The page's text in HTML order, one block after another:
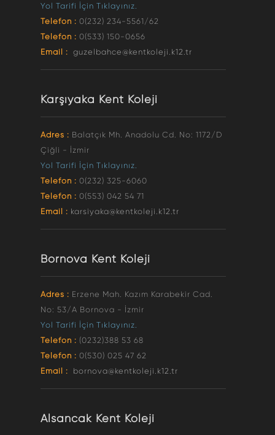
Yol Tarifi İçin Tıklayınız.
Telefon : 0(232) 234-5561/62
Telefon : 0(533) 150-0656
Email : guzelbahce@kentkoleji.k12.tr
Karşıyaka Kent Koleji
Adres : Balatçık Mh. Anadolu Cd. No: 1172/D
Çiğli - İzmir
Yol Tarifi İçin Tıklayınız.
Telefon : 0(232) 325-6060
Telefon : 0(553) 042 54 71
Email : karsiyaka@kentkoleji.k12.tr
Bornova Kent Koleji
Adres : Erzene Mah. Kazım Karabekir Cad.
No: 53/A Bornova - İzmir
Yol Tarifi İçin Tıklayınız.
Telefon : (0232)388 53 68
Telefon : 0(530) 025 47 62
Email :
bornova@kentkoleji.k12.tr
Alsancak Kent Koleji